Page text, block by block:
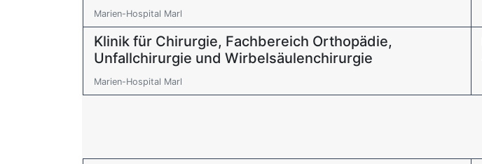
Marien-Hospital Marl
Klinik für Chirurgie, Fachbereich Orthopädie,
Unfallchirurgie und Wirbelsäulenchirurgie
Marien-Hospital Marl